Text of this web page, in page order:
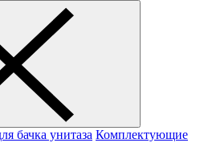
Комплектующие